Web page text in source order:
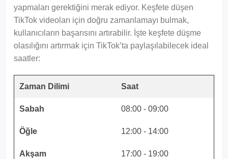
yapmaları gerektiğini merak ediyor. Keşfete düşen
TikTok videoları için doğru zamanlamayı bulmak,
kullanıcıların başarısını artırabilir. İşte keşfete düşme
olasılığını artırmak için TikTok’ta paylaşılabilecek ideal
saatler:
Zaman Dilimi Saat
Sabah 08:00 - 09:00
Öğle 12:00 - 14:00
Akşam 17:00 - 19:00